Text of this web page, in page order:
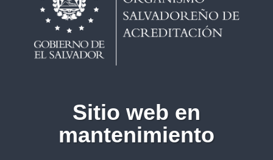
Sitio web en
mantenimiento